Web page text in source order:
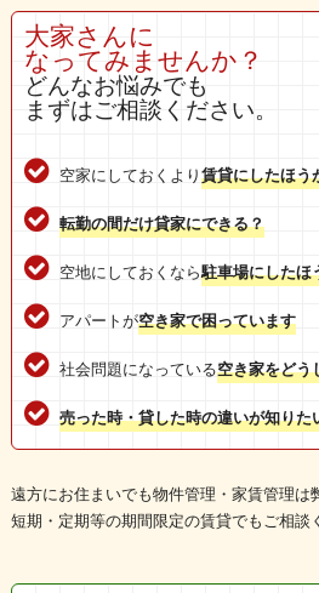
大家さんに
なってみませんか？
どんなお悩みでも
まずはご相談ください。
空家にしておくより 賃貸にしたほう
転勤の間だけ貸家にできる？
空地にしておくなら駐車場にしたほ
アパートが空き家で困っています
社会問題になっている空き家をどう
売った時・貸した時の違いが知りた
遠方にお住まいでも物件管理・家賃管理は
短期・定期等の期間限定の賃貸でもご相談